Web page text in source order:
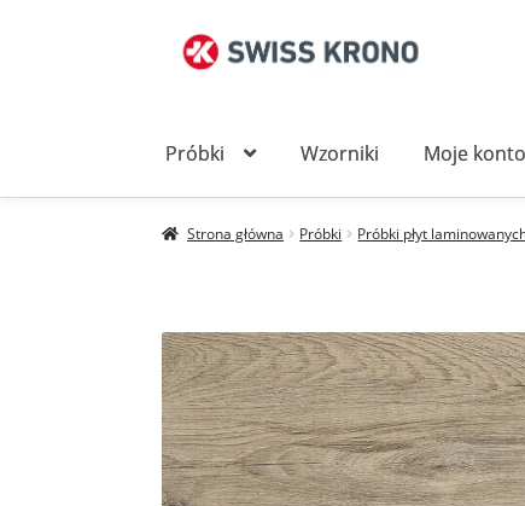
Przejdź
nawigacji
Przejdź
treści
Próbki Wzorniki Moje konto
Strona główna Próbki Próbki płyt